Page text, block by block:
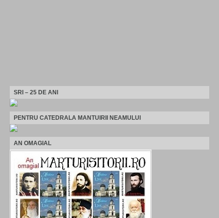
SRI – 25 DE ANI
PENTRU CATEDRALA MANTUIRII NEAMULUI
AN OMAGIAL